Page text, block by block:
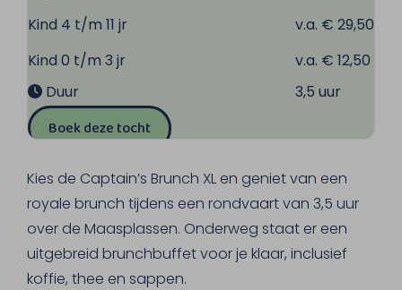
Kind 4 t/m 11 jr
v.a. € 29,50
Kind 0 t/m 3 jr
v.a. € 12,50
Duur
3,5 uur
Boek deze tocht
Kies de Captain’s Brunch XL en geniet van een
royale brunch tijdens een rondvaart van 3,5 uur
over de Maasplassen. Onderweg staat er een
uitgebreid brunchbuffet voor je klaar, inclusief
koffie, thee en sappen.